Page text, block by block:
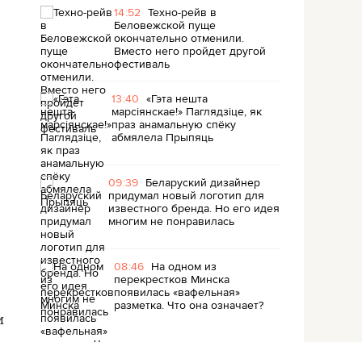
14:52 Техно-рейв в
Беловежской пуще
окончательно отменили.
Вместо него пройдет другой
фестиваль
13:40 «Гэта нешта
марсіянскае!» Паглядзіце, як
праз анамальную спёку
абмялела Прыпяць
09:39 Беларуский дизайнер
придумал новый логотип для
известного бренда. Но его идея
многим не понравилась
08:46 На одном из
перекрестков Минска
появилась «вафельная»
разметка. Что она означает?